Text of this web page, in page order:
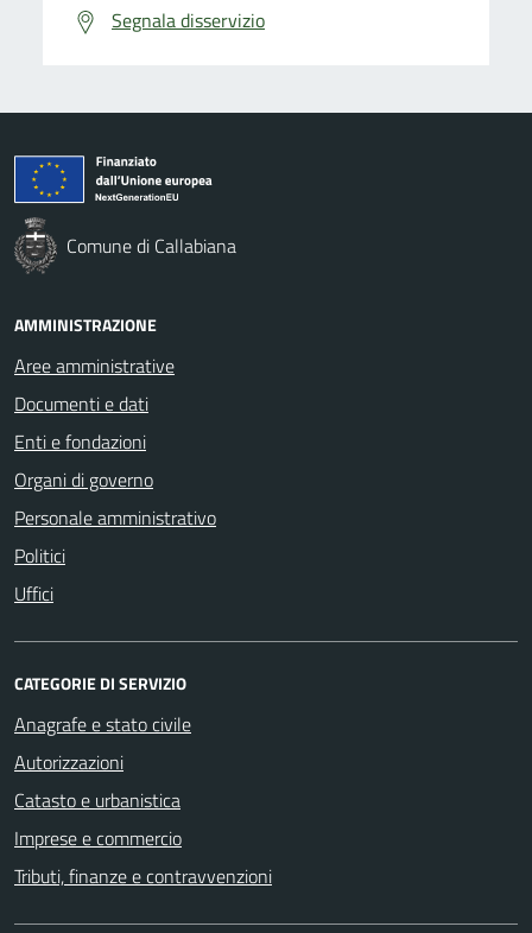
Segnala disservizio
Comune di Callabiana
AMMINISTRAZIONE
Aree amministrative
Documenti e dati
Enti e fondazioni
Organi di governo
Personale amministrativo
Politici
Uffici
CATEGORIE DI SERVIZIO
Anagrafe e stato civile
Autorizzazioni
Catasto e urbanistica
Imprese e commercio
Tributi, finanze e contravvenzioni